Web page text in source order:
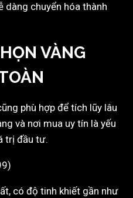
dàng chuyển hóa thành
VÀNG
phù hợp để tích lũy lâu
và nơi mua uy tín là yếu
trị đầu tư.
có độ tinh khiết gần như